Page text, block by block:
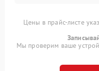
Цены в прайс-листе
Мы проверим ваше